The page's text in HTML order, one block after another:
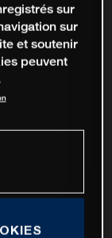
sur
sur
et soutenir
peuvent